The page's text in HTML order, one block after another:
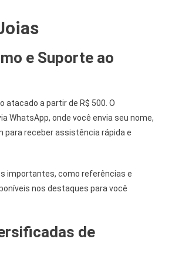
e Suporte ao
atacado a partir de R$ 500. O
WhatsApp, onde você envia seu nome,
para receber assistência rápida e
importantes, como referências e
nos destaques para você
de